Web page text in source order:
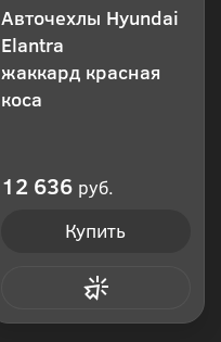
Авточехлы Hyundai
Elantra
жаккард красная
коса
12 636 руб.
Купить